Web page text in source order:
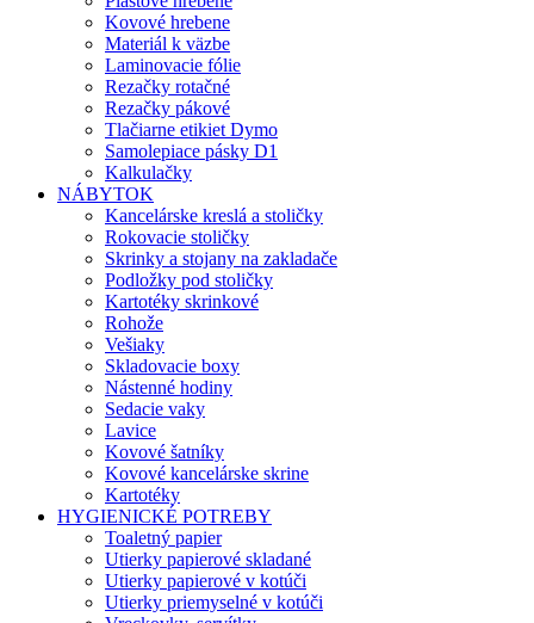
Kovové hrebene
Materiál k väzbe
Laminovacie fólie
Rezačky rotačné
Rezačky pákové
Tlačiarne etikiet Dymo
Samolepiace pásky D1
Kalkulačky
NÁBYTOK
Kancelárske kreslá a stoličky
Rokovacie stoličky
Skrinky a stojany na zakladače
Podložky pod stoličky
Kartotéky skrinkové
Rohože
Vešiaky
Skladovacie boxy
Nástenné hodiny
Sedacie vaky
Lavice
Kovové šatníky
Kovové kancelárske skrine
Kartotéky
HYGIENICKÉ POTREBY
Toaletný papier
Utierky papierové skladané
Utierky papierové v kotúči
Utierky priemyselné v kotúči